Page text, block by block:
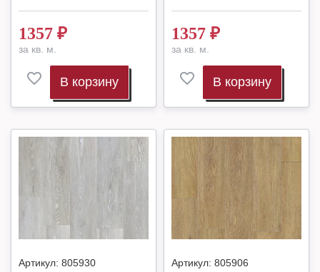
1357 ₽
за кв. м.
В корзину
1357 ₽
за кв. м.
В корзину
Артикул: 805930 Артикул: 805906